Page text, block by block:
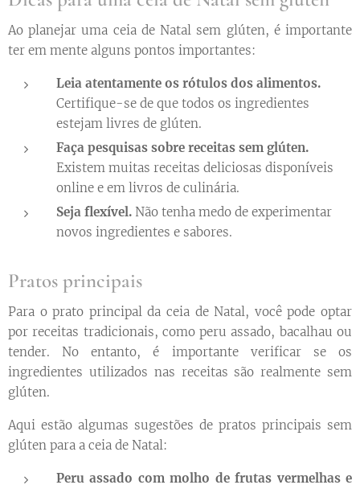
Ao planejar uma ceia de Natal sem glúten, é importante
ter em mente alguns pontos importantes:
Leia atentamente os rótulos dos alimentos.
Certifique-se de que todos os ingredientes
estejam livres de glúten.
Faça pesquisas sobre receitas sem glúten.
Existem muitas receitas deliciosas disponíveis
online e em livros de culinária.
Seja flexível. Não tenha medo de experimentar
novos ingredientes e sabores.
Pratos principais
Para o prato principal da ceia de Natal, você pode optar
por receitas tradicionais, como peru assado, bacalhau ou
tender. No entanto, é importante verificar se os
ingredientes utilizados nas receitas são realmente sem
glúten.
Aqui estão algumas sugestões de pratos principais sem
glúten para a ceia de Natal:
Peru assado com molho de frutas vermelhas e